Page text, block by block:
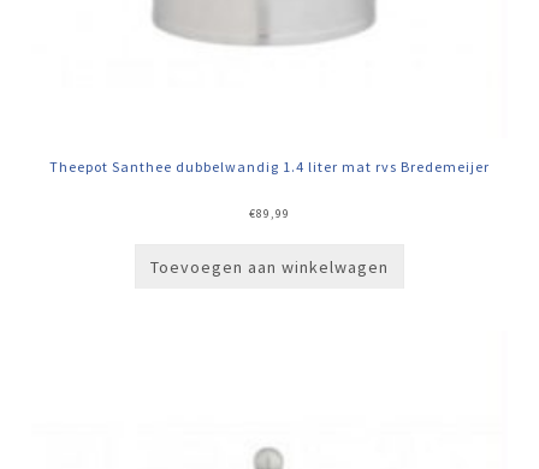
Theepot Santhee dubbelwandig 1.4 liter mat rvs Bredemeijer
€89,99
Toevoegen aan winkelwagen